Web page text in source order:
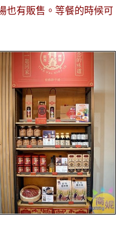
也有販售。等餐的時候可